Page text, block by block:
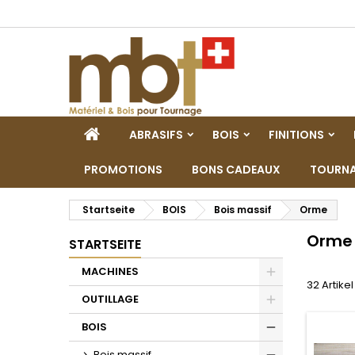
STARTSEITE
ABRASIFS BOIS FINITIONS
PROMOTIONS BONS CADEAUX
Startseite BOIS Bois massif Orme
STARTSEITE
MACHINES
Toggle
OUTILLAGE
BOIS
Toggle
Orme
32